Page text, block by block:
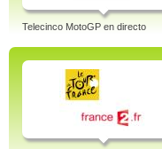
Telecinco MotoGP en directo